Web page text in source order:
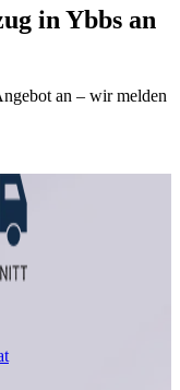
in Ybbs an
an – wir melden